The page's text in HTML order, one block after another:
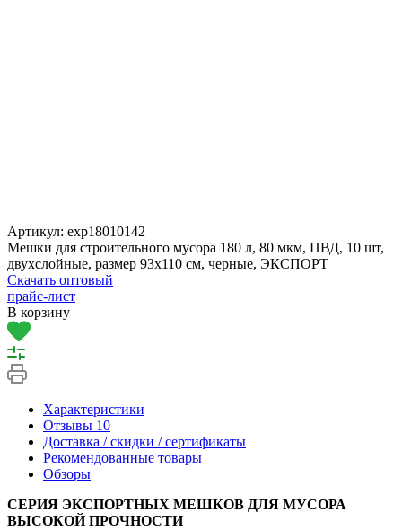
Артикул: exp18010142
Мешки для строительного мусора 180 л, 80 мкм, ПВД, 10 шт,
двухслойные, размер 93х110 см, черные, ЭКСПОРТ
Скачать оптовый
прайс-лист
В корзину
Характеристики
Отзывы 10
Доставка / скидки / сертификаты
Рекомендованные товары
Обзоры
СЕРИЯ ЭКСПОРТНЫХ МЕШКОВ ДЛЯ МУСОРА
ВЫСОКОЙ ПРОЧНОСТИ